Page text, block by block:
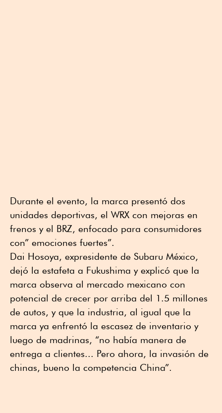
Durante el evento, la marca presentó dos
unidades deportivas, el WRX con mejoras en
frenos y el BRZ, enfocado para consumidores
con” emociones fuertes”.
Dai Hosoya, expresidente de Subaru México,
dejó la estafeta a Fukushima y explicó que la
marca observa al mercado mexicano con
potencial de crecer por arriba del 1.5 millones
de autos, y que la industria, al igual que la
marca ya enfrentó la escasez de inventario y
luego de madrinas, “no había manera de
entrega a clientes... Pero ahora, la invasión de
chinas, bueno la competencia China”.